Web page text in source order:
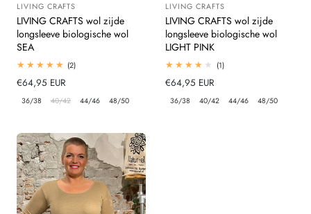
Leverancier:
LIVING CRAFTS
LIVING CRAFTS wol zijde
longsleeve biologische wol
SEA
(2)2
Normale
prijs
€64,95 EUR
36/38 40/42 44/46 48/50
Leverancier:
LIVING CRAFTS
LIVING CRAFTS wol zijde
longsleeve biologische wol
LIGHT PINK
(1)1
Normale
prijs
€64,95 EUR
36/38 40/42 44/46 48/50